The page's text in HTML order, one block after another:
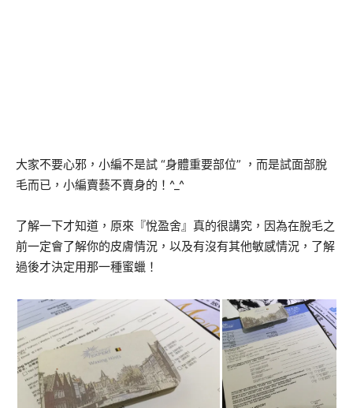
大家不要心邪，小編不是試 “身體重要部位” ，而是試面部脫
毛而已，小編賣藝不賣身的！^_^
了解一下才知道，原來『悅盈舍』真的很講究，因為在脫毛之
前一定會了解你的皮膚情況，以及有沒有其他敏感情況，了解
過後才決定用那一種蜜蠟！